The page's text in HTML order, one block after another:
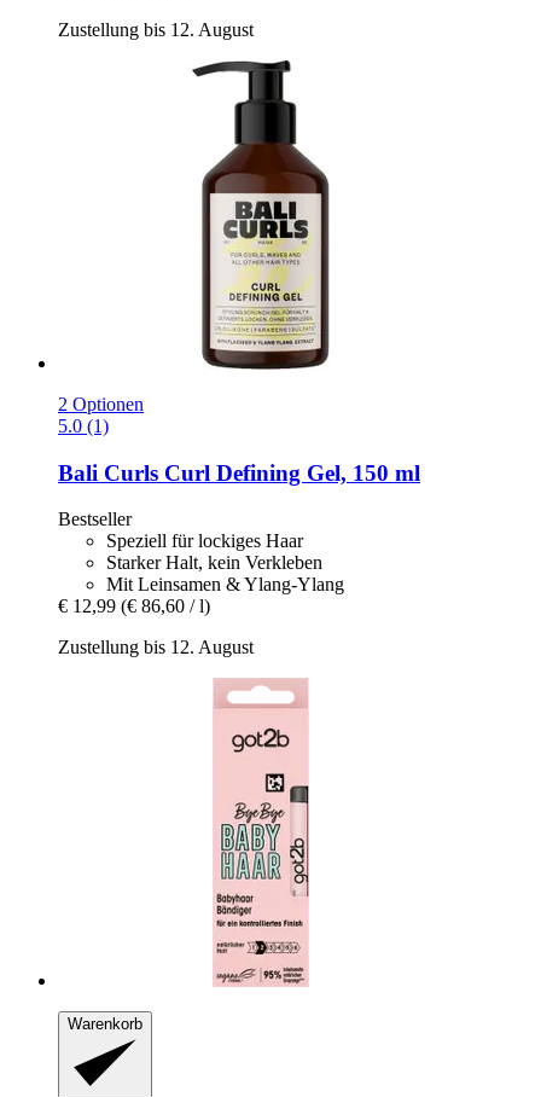
Zustellung bis 12. August
2 Optionen
5.0 (1)
Bali Curls Curl Defining Gel, 150 ml
Bestseller
Speziell für lockiges Haar
Starker Halt, kein Verkleben
Mit Leinsamen & Ylang-Ylang
€ 12,99 (€ 86,60 / l)
Zustellung bis 12. August
Warenkorb